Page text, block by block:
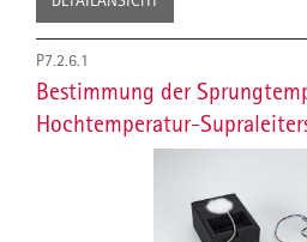
P7.2.6.1
Bestimmung der
Hochtemperatur-